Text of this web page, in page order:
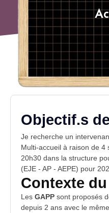
Objectif.s
Je recherche un
Multi-accueil à raison de 4
20h30 dans la structure
(EJE - AP - AEPE) pour
Contexte
Les GAPP sont proposés
depuis 2 ans avec le